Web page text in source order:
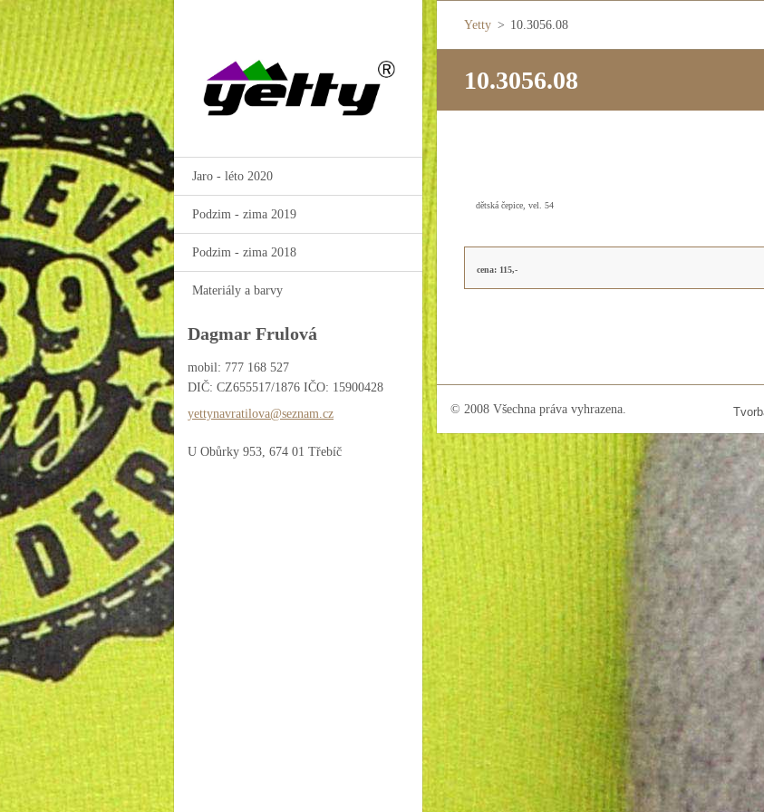
Jaro - léto 2020
Podzim - zima 2019
Podzim - zima 2018
Materiály a barvy
Dagmar Frulová
mobil: 777 168 527
DIČ: CZ655517/1876 IČO: 15900428
yettynavratilova@seznam. cz
U Obůrky 953, 674 01 Třebíč
Yetty > 10.3056.08
10.3056.08
dětská čepice, vel. 54
cena: 115,-
© 2008 Všechna práva vyhrazena.